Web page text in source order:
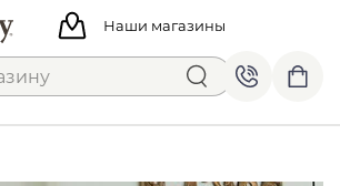
Наши магазины